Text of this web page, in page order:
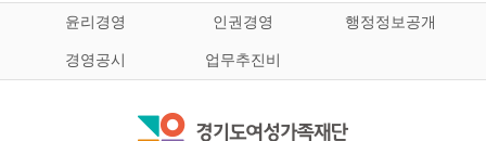
윤리경영 인권경영 행정정보공개
경영공시 업무추진비